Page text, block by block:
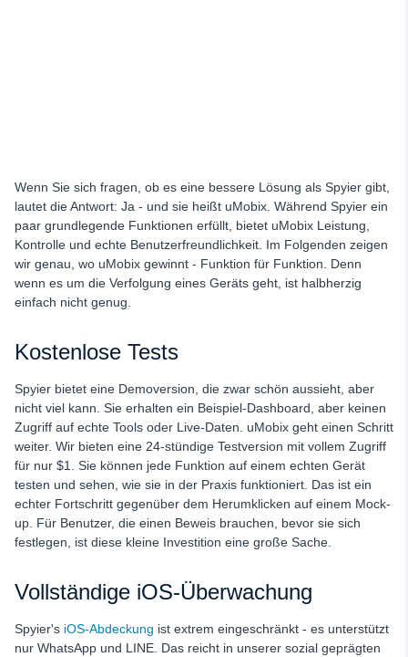
Wenn Sie sich fragen, ob es eine bessere Lösung als Spyier gibt,
lautet die Antwort: Ja - und sie heißt uMobix. Während Spyier ein
paar grundlegende Funktionen erfüllt, bietet uMobix Leistung,
Kontrolle und echte Benutzerfreundlichkeit. Im Folgenden zeigen
wir genau, wo uMobix gewinnt - Funktion für Funktion. Denn
wenn es um die Verfolgung eines Geräts geht, ist halbherzig
einfach nicht genug.
Kostenlose Tests
Spyier bietet eine Demoversion, die zwar schön aussieht, aber
nicht viel kann. Sie erhalten ein Beispiel-Dashboard, aber keinen
Zugriff auf echte Tools oder Live-Daten. uMobix geht einen Schritt
weiter. Wir bieten eine 24-stündige Testversion mit vollem Zugriff
für nur $1. Sie können jede Funktion auf einem echten Gerät
testen und sehen, wie sie in der Praxis funktioniert. Das ist ein
echter Fortschritt gegenüber dem Herumklicken auf einem Mock-
up. Für Benutzer, die einen Beweis brauchen, bevor sie sich
festlegen, ist diese kleine Investition eine große Sache.
Vollständige iOS-Überwachung
Spyier's iOS-Abdeckung ist extrem eingeschränkt - es unterstützt
nur WhatsApp und LINE. Das reicht in unserer sozial geprägten